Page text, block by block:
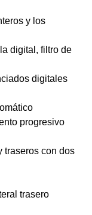
y los
digital, filtro de
digitales
progresivo
traseros con dos
trasero